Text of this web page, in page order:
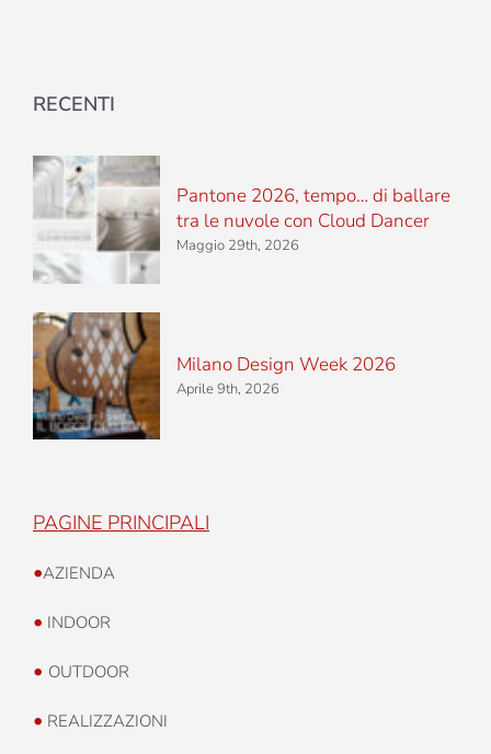
RECENTI
Pantone 2026, tempo… di ballare
tra le nuvole con Cloud Dancer
Maggio 29th, 2026
Milano Design Week 2026
Aprile 9th, 2026
PAGINE PRINCIPALI
•AZIENDA
• INDOOR
• OUTDOOR
• REALIZZAZIONI